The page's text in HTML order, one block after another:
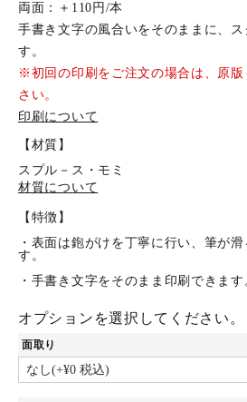
両面：＋110円/本
手書き文字の風合いをそのままに、
す。
※初回の印刷をご注文の場合は、原
さい。
印刷について
【材質】
スプル－ス・モミ
材質について
【特徴】
・表面は鉋がけを丁寧に行い、筆が
す。
・手書き文字をそのまま印刷できます
オプションを選択してください。
面取り